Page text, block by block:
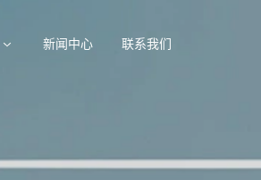
新闻中心 联系我们